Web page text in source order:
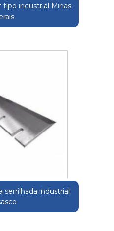
tipo industrial Minas
serrilhada industrial